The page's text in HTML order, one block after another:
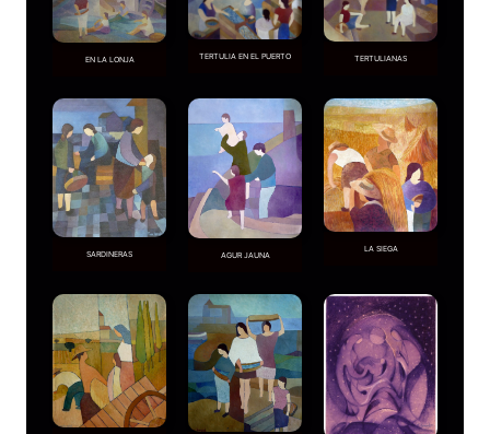
EN LA LONJA TERTULIA EN EL PUERTO TERTULIANAS
SARDINERAS AGUR JAUNA
LA SIEGA